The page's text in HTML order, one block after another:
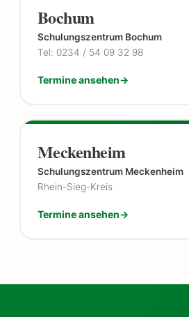
Bochum
Schulungszentrum Bochum
Tel: 0234 / 54 09 32 98
Termine ansehen
Meckenheim
Schulungszentrum Meckenheim
Rhein-Sieg-Kreis
Termine ansehen